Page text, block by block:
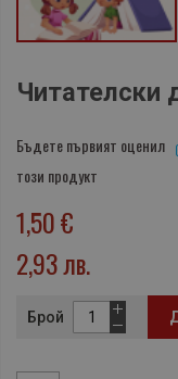
Читателски
Бъдете първият оценил
този продукт
1,50 €
2,93 лв.
Брой